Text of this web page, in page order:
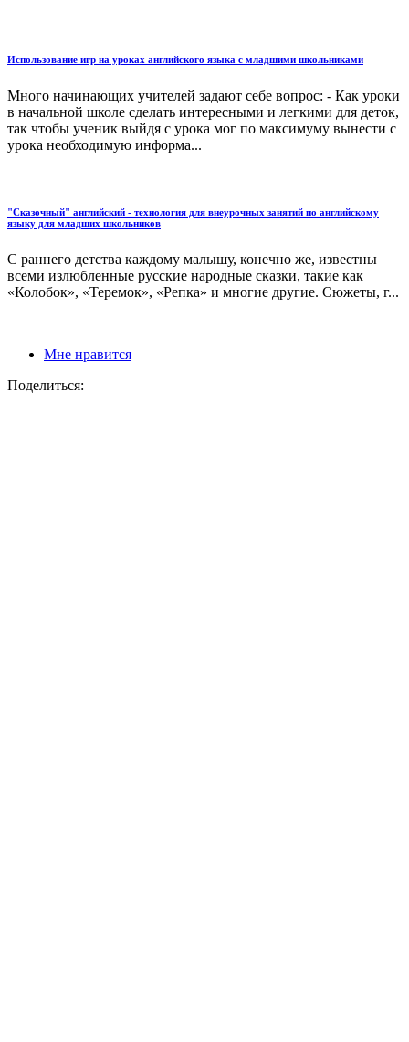
Использование игр на уроках английского языка с младшими школьниками
Много начинающих учителей задают себе вопрос: - Как уроки
в начальной школе сделать интересными и легкими для деток,
так чтобы ученик выйдя с урока мог по максимуму вынести с
урока необходимую информа...
"Сказочный" английский - технология для внеурочных занятий по английскому
языку для младших школьников
C раннего детства каждому малышу, конечно же, известны
всеми излюбленные русские народные сказки, такие как
«Колобок», «Теремок», «Репка» и многие другие. Сюжеты, г...
Мне нравится
Поделиться: